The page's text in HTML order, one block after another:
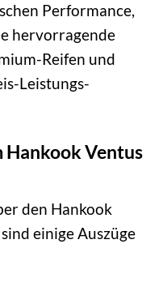
Performance,
hervorragende
Reifen und
Leistungs-
Hankook Ventus
den Hankook
einige Auszüge